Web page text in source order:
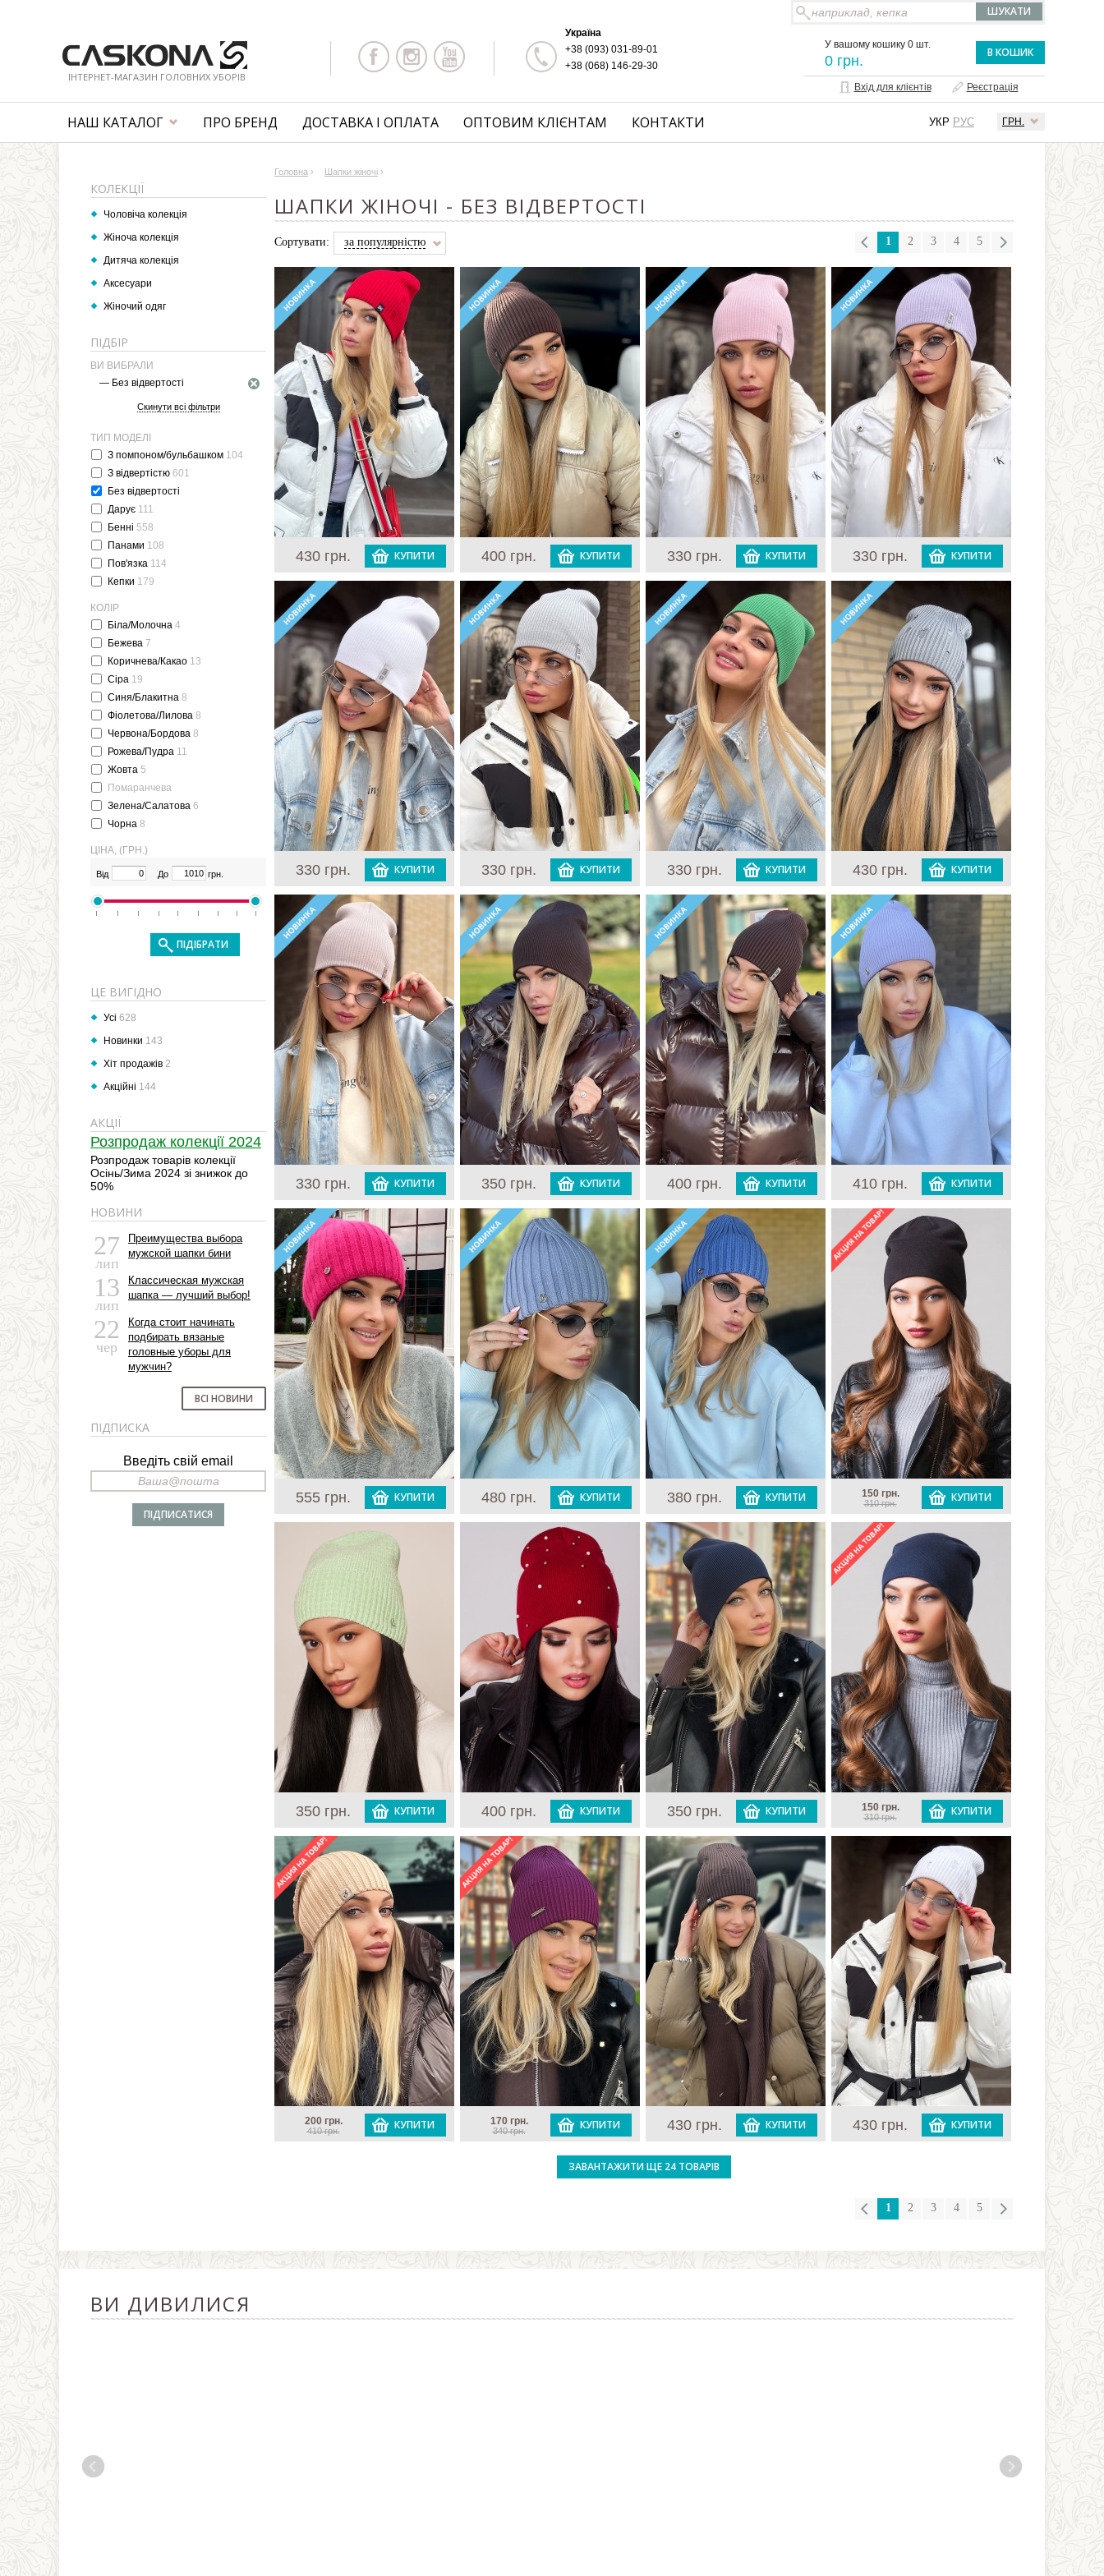
ІНТЕРНЕТ-МАГАЗИН ГОЛОВНИХ УБОРІВ
Україна
+38 (093) 031-89-01
+38 (068) 146-29-30
У вашому кошику 0 шт.
0 грн.
В КОШИК
Вхід для клієнтів Реєстрація
ГРН.
УКР РУС
НАШ КАТАЛОГ ПРО БРЕНД ДОСТАВКА І ОПЛАТА ОПТОВИМ КЛІЄНТАМ КОНТАКТИ
Головна › Шапки жіночі ›
ШАПКИ ЖІНОЧІ - БЕЗ ВІДВЕРТОСТІ
Сортувати: за популярністю 1 2 3 4 5
430 грн. КУПИТИ 400 грн. КУПИТИ 330 грн. КУПИТИ 330 грн. КУПИТИ
330 грн. КУПИТИ 330 грн. КУПИТИ 330 грн. КУПИТИ 430 грн. КУПИТИ
330 грн. КУПИТИ 350 грн. КУПИТИ 400 грн. КУПИТИ 410 грн. КУПИТИ
555 грн. КУПИТИ 480 грн. КУПИТИ 380 грн. КУПИТИ 150 грн.
310 грн. КУПИТИ
350 грн. КУПИТИ 400 грн. КУПИТИ 350 грн. КУПИТИ 150 грн.
310 грн. КУПИТИ
200 грн.
410 грн. КУПИТИ 170 грн.
340 грн. КУПИТИ 430 грн. КУПИТИ 430 грн. КУПИТИ
ЗАВАНТАЖИТИ ЩЕ 24 ТОВАРІВ
1 2 3 4 5
КОЛЕКЦІЇ
Чоловіча колекція
Жіноча колекція
Дитяча колекція
Аксесуари
Жіночий одяг
ПІДБІР
ВИ ВИБРАЛИ
— Без відвертості
Скинути всі фільтри
ТИП МОДЕЛІ
З помпоном/бульбашком 104
З відвертістю 601
Без відвертості
Дарує 111
Бенні 558
Панами 108
Пов'язка 114
Кепки 179
КОЛІР
Біла/Молочна 4
Бежева 7
Коричнева/Какао 13
Сіра 19
Синя/Блакитна 8
Фіолетова/Лилова 8
Червона/Бордова 8
Рожева/Пудра 11
Жовта 5
Помаранчева
Зелена/Салатова 6
Чорна 8
ЦІНА, (ГРН.)
Від До грн.
ЦЕ ВИГІДНО
Усі 628
Новинки 143
Хіт продажів 2
Акційні 144
АКЦІЇ
Розпродаж колекції 2024
Розпродаж товарів колекції
Осінь/Зима 2024 зі знижок до
50%
НОВИНИ
27
лип
Преимущества выбора
мужской шапки бини
13
лип
Классическая мужская
шапка — лучший выбор!
22
чер
Когда стоит начинать
подбирать вязаные
головные уборы для
мужчин?
ВСІ НОВИНИ
ПІДПИСКА
Введіть свій email
ВИ ДИВИЛИСЯ